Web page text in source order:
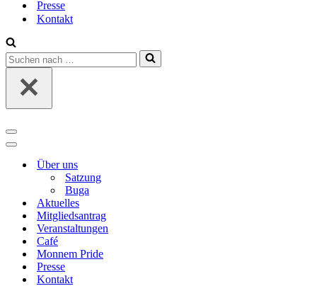
Presse
Kontakt
Suchen
nach …
Navigations-
Menü
Navigations-
Über uns
Satzung
Buga
Aktuelles
Mitgliedsantrag
Veranstaltungen
Café
Monnem Pride
Presse
Kontakt